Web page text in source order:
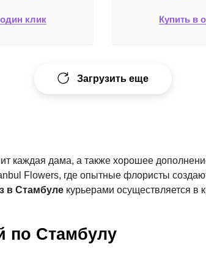
клик Купить в
Загрузить еще
каждая дама, а также хорошее
Flowers, где опытные флористы
в Стамбуле курьерами осуществляется в
по Стамбулу